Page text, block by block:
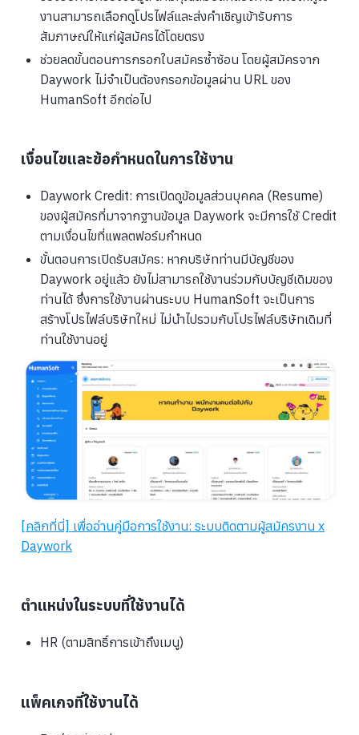
งานสามารถเลือกดูโปรไฟล์และส่งคำเชิญเข้ารับการ
สัมภาษณ์ให้แก่ผู้สมัครได้โดยตรง
ช่วยลดขั้นตอนการกรอกใบสมัครซ้ำซ้อน โดยผู้สมัครจาก
Daywork ไม่จำเป็นต้องกรอกข้อมูลผ่าน URL ของ
HumanSoft อีกต่อไป
เงื่อนไขและข้อกำหนดในการใช้งาน
Daywork Credit: การเปิดดูข้อมูลส่วนบุคคล (Resume)
ของผู้สมัครที่มาจากฐานข้อมูล Daywork จะมีการใช้ Credit
ตามเงื่อนไขที่แพลตฟอร์มกำหนด
ขั้นตอนการเปิดรับสมัคร: หากบริษัทท่านมีบัญชีของ
Daywork อยู่แล้ว ยังไม่สามารถใช้งานร่วมกับบัญชีเดิมของ
ท่านได้ ซึ่งการใช้งานผ่านระบบ HumanSoft จะเป็นการ
สร้างโปรไฟล์บริษัทใหม่ ไม่นำไปรวมกับโปรไฟล์บริษัทเดิมที่
ท่านใช้งานอยู่
[คลิกที่นี่] เพื่ออ่านคู่มือการใช้งาน: ระบบติดตามผู้สมัครงาน x
Daywork
ตำแหน่งในระบบที่ใช้งานได้
HR (ตามสิทธิ์การเข้าถึงเมนู)
แพ็คเกจที่ใช้งานได้